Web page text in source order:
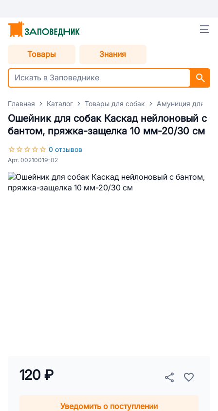
Товары Знания
Главная Каталог Товары для собак Амуниция для
Ошейник для собак Каскад нейлоновый с
бантом, пряжка-защелка 10 мм-20/30 см
0 отзывов
Арт. 00210019-02
120 ₽
Уведомить о поступлении